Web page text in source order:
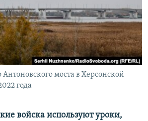
КРЫМА
моста в Херсонской
года
войска используют уроки,